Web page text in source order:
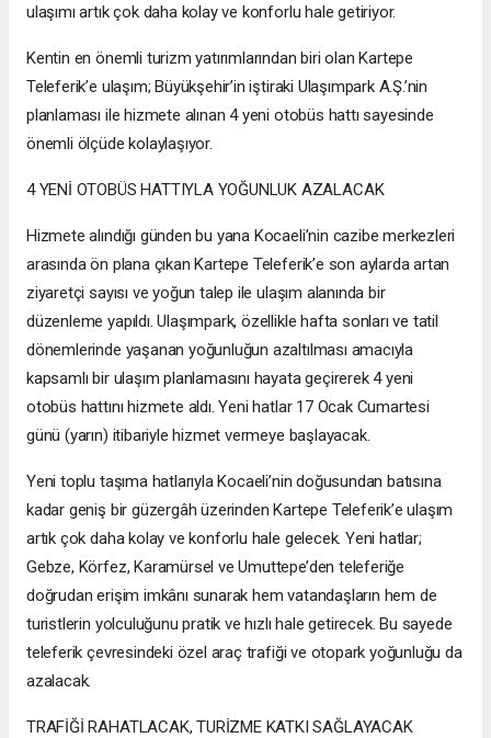
ulaşımı artık çok daha kolay ve konforlu hale getiriyor.
Kentin en önemli turizm yatırımlarından biri olan Kartepe
Teleferik’e ulaşım; Büyükşehir’in iştiraki Ulaşımpark A.Ş.’nin
planlaması ile hizmete alınan 4 yeni otobüs hattı sayesinde
önemli ölçüde kolaylaşıyor.
4 YENİ OTOBÜS HATTIYLA YOĞUNLUK AZALACAK
Hizmete alındığı günden bu yana Kocaeli’nin cazibe merkezleri
arasında ön plana çıkan Kartepe Teleferik’e son aylarda artan
ziyaretçi sayısı ve yoğun talep ile ulaşım alanında bir
düzenleme yapıldı. Ulaşımpark, özellikle hafta sonları ve tatil
dönemlerinde yaşanan yoğunluğun azaltılması amacıyla
kapsamlı bir ulaşım planlamasını hayata geçirerek 4 yeni
otobüs hattını hizmete aldı. Yeni hatlar 17 Ocak Cumartesi
günü (yarın) itibariyle hizmet vermeye başlayacak.
Yeni toplu taşıma hatlarıyla Kocaeli’nin doğusundan batısına
kadar geniş bir güzergâh üzerinden Kartepe Teleferik’e ulaşım
artık çok daha kolay ve konforlu hale gelecek. Yeni hatlar;
Gebze, Körfez, Karamürsel ve Umuttepe’den teleferiğe
doğrudan erişim imkânı sunarak hem vatandaşların hem de
turistlerin yolculuğunu pratik ve hızlı hale getirecek. Bu sayede
teleferik çevresindeki özel araç trafiği ve otopark yoğunluğu da
azalacak.
TRAFİĞİ RAHATLACAK, TURİZME KATKI SAĞLAYACAK